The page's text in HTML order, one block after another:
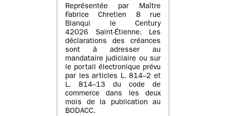
Représentée par Maître
Fabrice Chretien 8 rue
Blanqui le Century
42026 Saint-Étienne. Les
déclarations des créances
sont à adresser au
mandataire judiciaire ou sur
le portail électronique prévu
par les articles L. 814–2 et
L. 814–13 du code de
commerce dans les deux
mois de la publication au
BODACC.